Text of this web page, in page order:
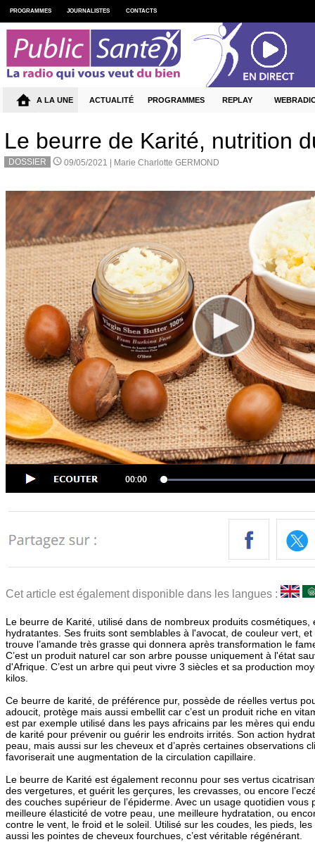
Le beurre de Karité, nutrition
DOSSIER 09/05/2021 | Marie Charlotte GERMOND
Cet article est également disponible dans les langues :
Le beurre de Karité, utilisé dans de nombreux produits
hydratantes. Ses fruits sont semblables à l'avocat, de couleur vert, et
trouve l’amande très grasse qui donnera après transformation le
C’est un produit naturel car son arbre pousse uniquement à l'état
d'Afrique. C’est un arbre qui peut vivre 3 siècles et sa production
kilos.
Ce beurre de karité, de préférence pur, possède de réelles vertus
adoucit, protège mais aussi embellit car c’est un produit riche en
est par exemple utilisé dans les pays africains par les mères qui
de karité pour prévenir ou guérir les endroits irrités. Son action
peau, mais aussi sur les cheveux et d’après certaines observations
favoriserait une augmentation de la circulation capillaire.
Le beurre de Karité est également reconnu pour ses vertus
des vergetures, et guérit les gerçures, les crevasses, ou encore
des couches supérieur de l’épiderme. Avec un usage quotidien vous
meilleure élasticité de votre peau, une meilleure hydratation, ou
contre le vent, le froid et le soleil. Utilisé sur les coudes, les pieds,
aussi les pointes de cheveux fourchues, c’est véritable régénérant.
PROGRAMMES JOURNALISTES CONTACTS
A LA UNE ACTUALITÉ PROGRAMMES REPLAY